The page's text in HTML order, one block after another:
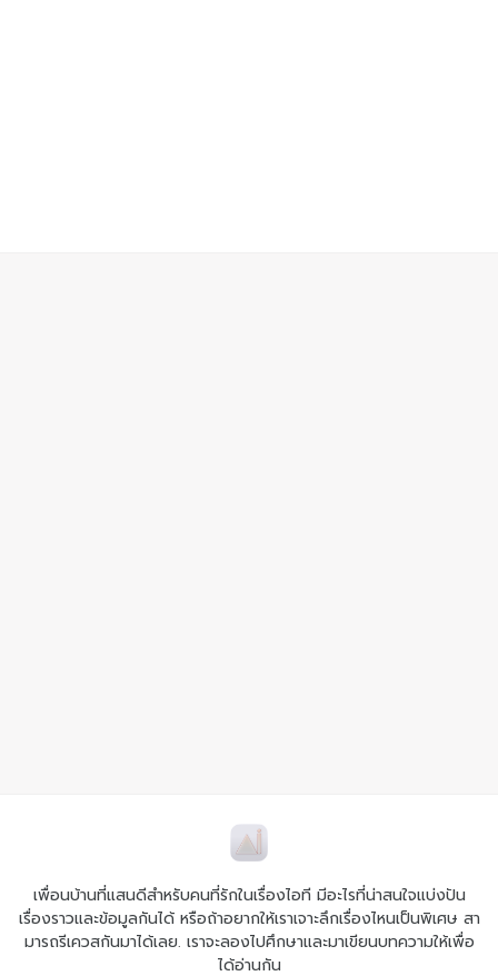
เพื่อนบ้านที่แสนดีสำหรับคนที่รักในเรื่องไอที มีอะไรที่น่าสนใจแบ่งปัน
เรื่องราวและข้อมูลกันได้ หรือถ้าอยากให้เราเจาะลึกเรื่องไหนเป็นพิเศษ สา
มารถรีเควสกันมาได้เลย. เราจะลองไปศึกษาและมาเขียนบทความให้เพื่อ
ได้อ่านกัน